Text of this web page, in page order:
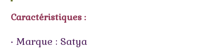
Caractéristiques :
• Marque : Satya